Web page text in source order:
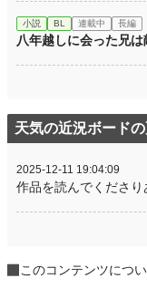
小説 BL 連載中 長編
八年越しに会った兄は
天気の近況ボード
2025-12-11 19:04:09
作品を読んでくださり
このコンテンツにつ